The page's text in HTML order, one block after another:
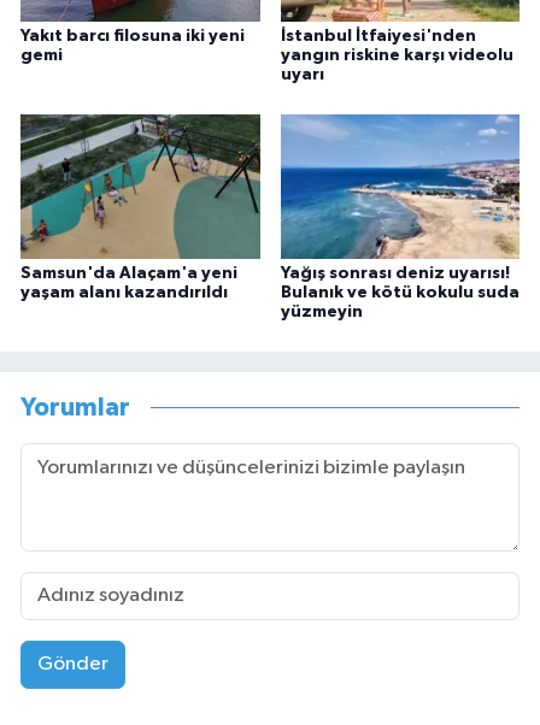
Yakıt barcı filosuna iki yeni
gemi
İstanbul İtfaiyesi'nden
yangın riskine karşı videolu
uyarı
Samsun'da Alaçam'a yeni
yaşam alanı kazandırıldı
Yağış sonrası deniz uyarısı!
Bulanık ve kötü kokulu suda
yüzmeyin
Yorumlar
Gönder